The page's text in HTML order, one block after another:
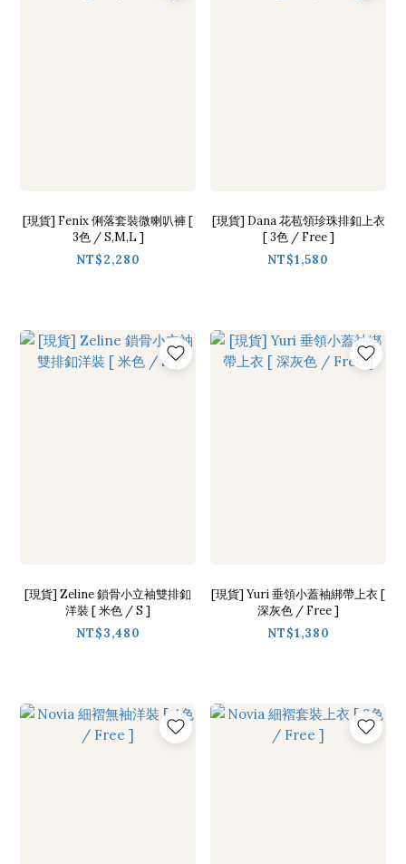
[現貨] Fenix 俐落套裝微喇叭褲 [
3色 / S,M,L ]
NT$2,280
[現貨] Dana 花苞領珍珠排釦上衣
[ 3色 / Free ]
NT$1,580
[現貨] Zeline 鎖骨小立袖雙排釦
洋裝 [ 米色 / S ]
NT$3,480
[現貨] Yuri 垂領小蓋袖綁帶上衣 [
深灰色 / Free ]
NT$1,380